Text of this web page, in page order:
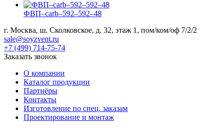
ФВП–carb–592–592–48
г. Москва, ш. Сколковское, д. 32, этаж 1, пом/ком/оф 7/2/2
sale@soyzvent.ru
+7 (499) 714-75-74
Заказать звонок
О компании
Каталог продукции
Партнёры
Контакты
Изготовление по спец. заказам
Проектирование и монтаж